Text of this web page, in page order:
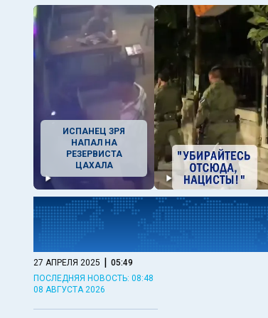
ИСПАНЕЦ ЗРЯ
НАПАЛ НА
РЕЗЕРВИСТА
ЦАХАЛА
27 АПРЕЛЯ 2025 | 05:49
ПОСЛЕДНЯЯ НОВОСТЬ: 08:48
08 АВГУСТА 2026